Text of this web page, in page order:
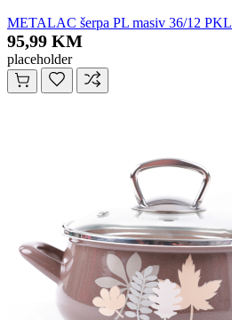
METALAC šerpa PL masiv 36/12 PKL
95,99 KM
placeholder